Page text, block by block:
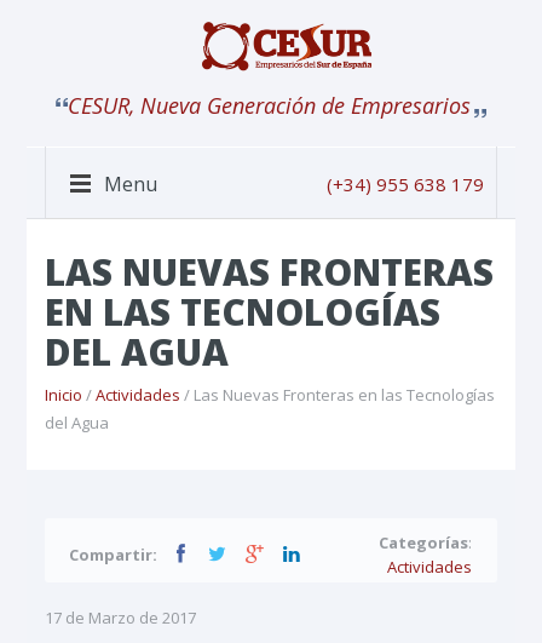
CESUR, Nueva Generación de Empresarios
Menu (+34) 955 638 179
LAS NUEVAS FRONTERAS
EN LAS TECNOLOGÍAS
DEL AGUA
Inicio /Actividades / Las Nuevas Fronteras en las Tecnologías
del Agua
Compartir:
Categorías:
Actividades
17 de Marzo de 2017